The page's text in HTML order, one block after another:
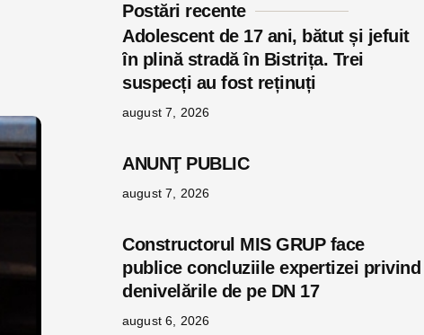
Postări recente
Adolescent de 17 ani, bătut și jefuit
în plină stradă în Bistrița. Trei
suspecți au fost reținuți
august 7, 2026
ANUNŢ PUBLIC
august 7, 2026
Constructorul MIS GRUP face
publice concluziile expertizei privind
denivelările de pe DN 17
august 6, 2026